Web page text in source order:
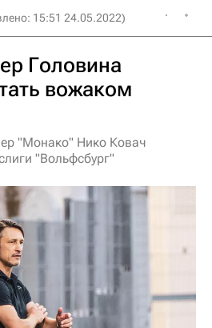
15:51 24.05.2022)
Головина
вожаком
"Монако" Нико Ковач
"Вольфсбург"